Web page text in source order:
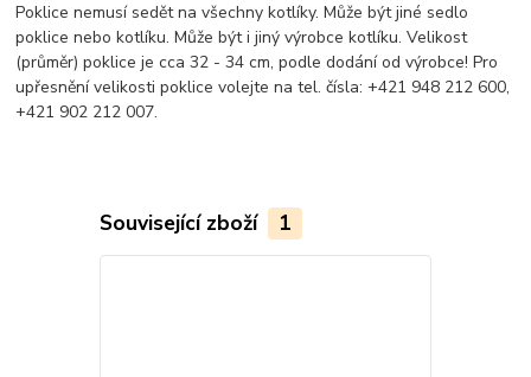
Poklice nemusí sedět na všechny kotlíky. Může být jiné sedlo
poklice nebo kotlíku. Může být i jiný výrobce kotlíku. Velikost
(průměr) poklice je cca 32 - 34 cm, podle dodání od výrobce! Pro
upřesnění velikosti poklice volejte na tel. čísla: +421 948 212 600,
+421 902 212 007.
Související zboží 1